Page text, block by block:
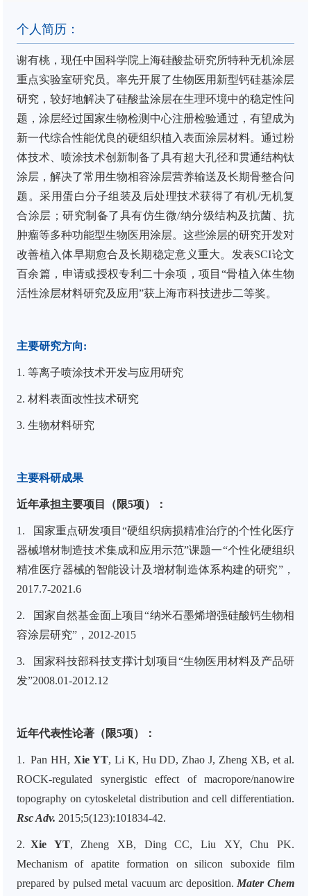
个人简历：
谢有桃，现任中国科学院上海硅酸盐研究所特种无机涂层
重点实验室研究员。率先开展了生物医用新型钙硅基涂层
研究，较好地解决了硅酸盐涂层在生理环境中的稳定性问
题，涂层经过国家生物检测中心注册检验通过，有望成为
新一代综合性能优良的硬组织植入表面涂层材料。通过粉
体技术、喷涂技术创新制备了具有超大孔径和贯通结构钛
涂层，解决了常用生物相容涂层营养输送及长期骨整合问
题。采用蛋白分子组装及后处理技术获得了有机/无机复
合涂层；研究制备了具有仿生微/纳分级结构及抗菌、抗
肿瘤等多种功能型生物医用涂层。这些涂层的研究开发对
改善植入体早期愈合及长期稳定意义重大。发表SCI论文
百余篇，申请或授权专利二十余项，项目“骨植入体生物
活性涂层材料研究及应用”获上海市科技进步二等奖。
主要研究方向:
1. 等离子喷涂技术开发与应用研究
2. 材料表面改性技术研究
3. 生物材料研究
主要科研成果
近年承担主要项目（限5项）：
1. 国家重点研发项目“硬组织病损精准治疗的个性化医疗
器械增材制造技术集成和应用示范”课题一“个性化硬组织
精准医疗器械的智能设计及增材制造体系构建的研究”，
2017.7-2021.6
2.
国家自然基金面上项目“纳米石墨烯增强硅酸钙生物相
容涂层研究”， 2012-2015
3.
国家科技部科技支撑计划项目“生物医用材料及产品研
发”2008.01-2012.12
近年代表性论著（限5项）：
1. Pan HH, Xie YT, Li K, Hu DD, Zhao J, Zheng XB, et al.
ROCK-regulated synergistic effect of macropore/nanowire
topography on cytoskeletal distribution and cell differentiation.
Rsc Adv. 2015;5(123):101834-42.
2. Xie YT, Zheng XB, Ding CC, Liu XY, Chu PK.
Mechanism of apatite formation on silicon suboxide film
prepared by pulsed metal vacuum arc deposition. Mater Chem